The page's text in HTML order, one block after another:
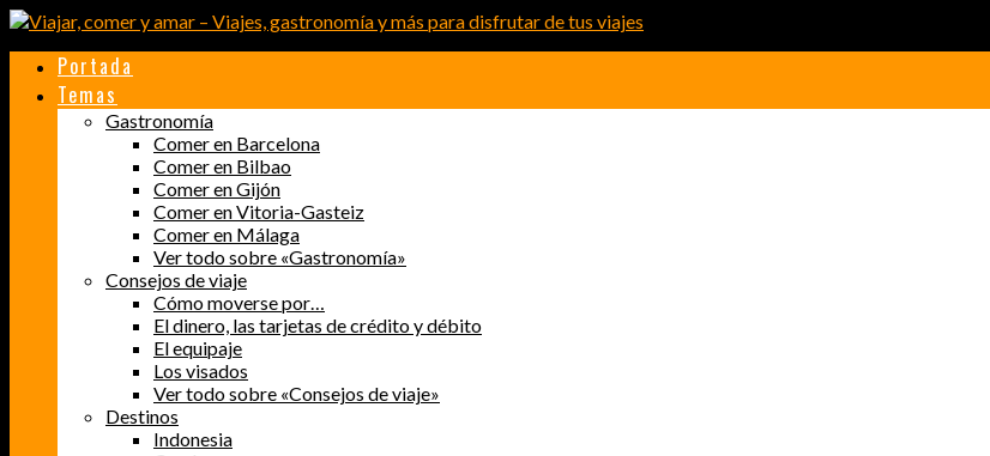
Portada
Temas
Gastronomía
Comer en Barcelona
Comer en Bilbao
Comer en Gijón
Comer en Vitoria-Gasteiz
Comer en Málaga
Ver todo sobre «Gastronomía»
Consejos de viaje
Cómo moverse por…
El dinero, las tarjetas de crédito y débito
El equipaje
Los visados
Ver todo sobre «Consejos de viaje»
Destinos
Indonesia